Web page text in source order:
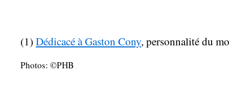
(1) Dédicacé à Gaston Cony, personnalité du
Photos: ©PHB